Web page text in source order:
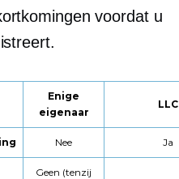
voordat u
Enige
eigenaar
LLC
Nee Ja
Geen (tenzij